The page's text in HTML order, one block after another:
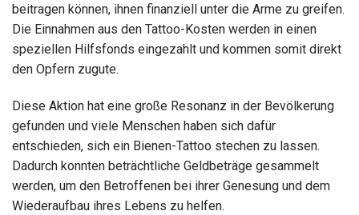
beitragen können, ihnen finanziell unter die Arme zu greifen.
Die Einnahmen aus den Tattoo-Kosten werden in einen
speziellen Hilfsfonds eingezahlt und kommen somit direkt
den Opfern zugute.
Diese Aktion hat eine große Resonanz in der Bevölkerung
gefunden und viele Menschen haben sich dafür
entschieden, sich ein Bienen-Tattoo stechen zu lassen.
Dadurch konnten beträchtliche Geldbeträge gesammelt
werden, um den Betroffenen bei ihrer Genesung und dem
Wiederaufbau ihres Lebens zu helfen.